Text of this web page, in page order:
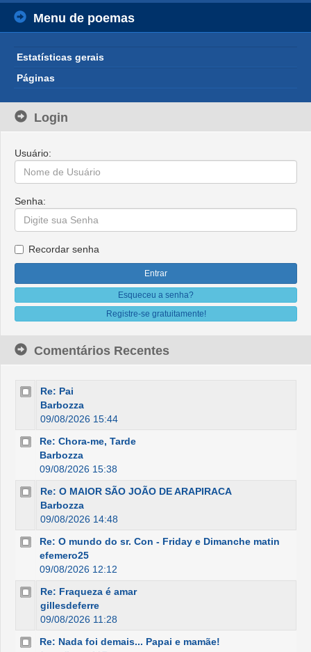
Menu de poemas
Estatísticas gerais
Páginas
Login
Usuário:
Senha:
Recordar senha
Esqueceu a senha?
Registre-se gratuitamente!
Comentários Recentes
Re: Pai
Barbozza
09/08/2026 15:44
Re: Chora-me, Tarde
Barbozza
09/08/2026 15:38
Re: O MAIOR SÃO JOÃO DE ARAPIRACA
Barbozza
09/08/2026 14:48
Re: O mundo do sr. Con - Friday e Dimanche matin
efemero25
09/08/2026 12:12
Re: Fraqueza é amar
gillesdeferre
09/08/2026 11:28
Re: Nada foi demais... Papai e mamãe!